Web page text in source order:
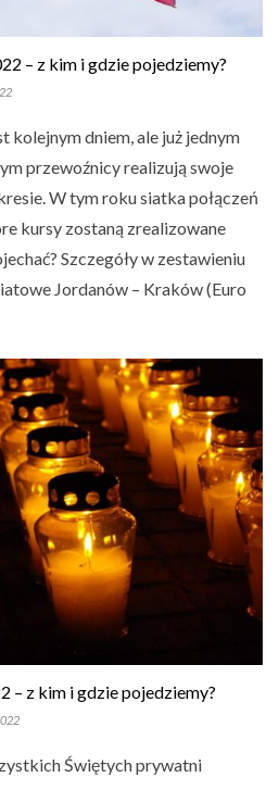
– z kim i gdzie pojedziemy?
kolejnym dniem, ale już jednym
przewoźnicy realizują swoje
W tym roku siatka połączeń
kursy zostaną zrealizowane
Szczegóły w zestawieniu
Jordanów – Kraków (Euro
– z kim i gdzie pojedziemy?
Świętych prywatni